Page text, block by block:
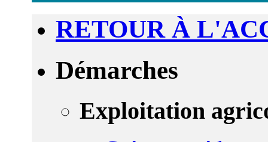
RETOUR À
Démarches
Exploitation